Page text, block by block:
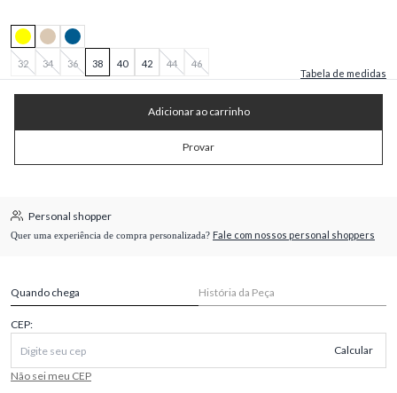
32 34 36 38 40 42 44
46
Tabela de medidas
Adicionar ao carrinho
Provar
Personal shopper
Quer uma experiência de compra personalizada? Fale com nossos personal shoppers
Quando chega História da Peça
CEP:
Calcular
Não sei meu CEP